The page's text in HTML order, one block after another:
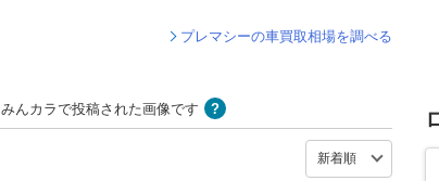
プレマシーの車買取相場を調べる
みんカラで投稿された画像です